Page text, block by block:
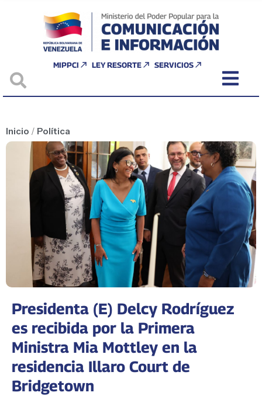
MIPPCI LEY RESORTE SERVICIOS
Inicio / Política
Presidenta (E) Delcy Rodríguez
es recibida por la Primera
Ministra Mia Mottley en la
residencia Illaro Court de
Bridgetown